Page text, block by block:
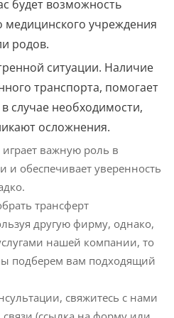
будет возможность
медицинского учреждения
родов.
ситуации. Наличие
транспорта, помогает
случае необходимости,
осложнения.
важную роль в
и обеспечивает уверенность
трансферт
другую фирму, однако,
нашей компании, то
подберем вам подходящий
свяжитесь с нами